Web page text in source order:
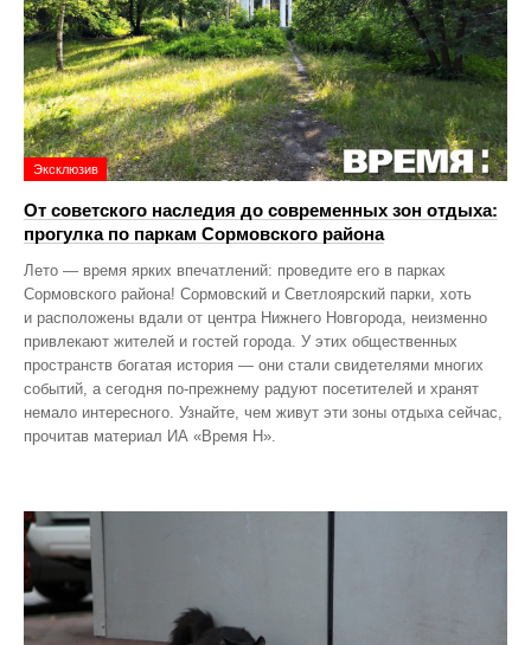
Эксклюзив
От советского наследия до современных зон отдыха:
прогулка по паркам Сормовского района
Лето — время ярких впечатлений: проведите его в парках
Сормовского района! Сормовский и Светлоярский парки, хоть
и расположены вдали от центра Нижнего Новгорода, неизменно
привлекают жителей и гостей города. У этих общественных
пространств богатая история — они стали свидетелями многих
событий, а сегодня по‑прежнему радуют посетителей и хранят
немало интересного. Узнайте, чем живут эти зоны отдыха сейчас,
прочитав материал ИА «Время Н».